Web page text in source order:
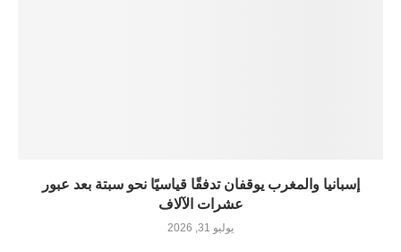
إسبانيا والمغرب يوقفان تدفقًا قياسيًا نحو سبتة بعد عبور
عشرات الآلاف
يوليو 31, 2026